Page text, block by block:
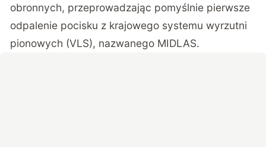
obronnych, przeprowadzając pomyślnie pierwsze
odpalenie pocisku z krajowego systemu wyrzutni
pionowych (VLS), nazwanego MIDLAS.